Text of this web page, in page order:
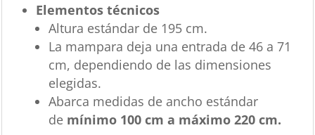
Elementos técnicos
Altura estándar de 195 cm.
La mampara deja una entrada de 46 a 71
cm, dependiendo de las dimensiones
elegidas.
Abarca medidas de ancho estándar
de mínimo 100 cm a máximo 220 cm.